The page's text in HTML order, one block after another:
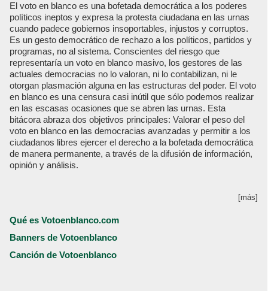
El voto en blanco es una bofetada democrática a los poderes
políticos ineptos y expresa la protesta ciudadana en las urnas
cuando padece gobiernos insoportables, injustos y corruptos.
Es un gesto democrático de rechazo a los políticos, partidos y
programas, no al sistema. Conscientes del riesgo que
representaría un voto en blanco masivo, los gestores de las
actuales democracias no lo valoran, ni lo contabilizan, ni le
otorgan plasmación alguna en las estructuras del poder. El voto
en blanco es una censura casi inútil que sólo podemos realizar
en las escasas ocasiones que se abren las urnas. Esta
bitácora abraza dos objetivos principales: Valorar el peso del
voto en blanco en las democracias avanzadas y permitir a los
ciudadanos libres ejercer el derecho a la bofetada democrática
de manera permanente, a través de la difusión de información,
opinión y análisis.
[más]
Qué es Votoenblanco.com
Banners de Votoenblanco
Canción de Votoenblanco